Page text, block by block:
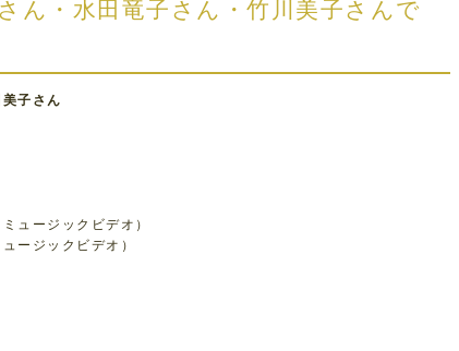
ん・水田竜子さん・竹川美子さんで
子さん
ュージックビデオ）
ージックビデオ）